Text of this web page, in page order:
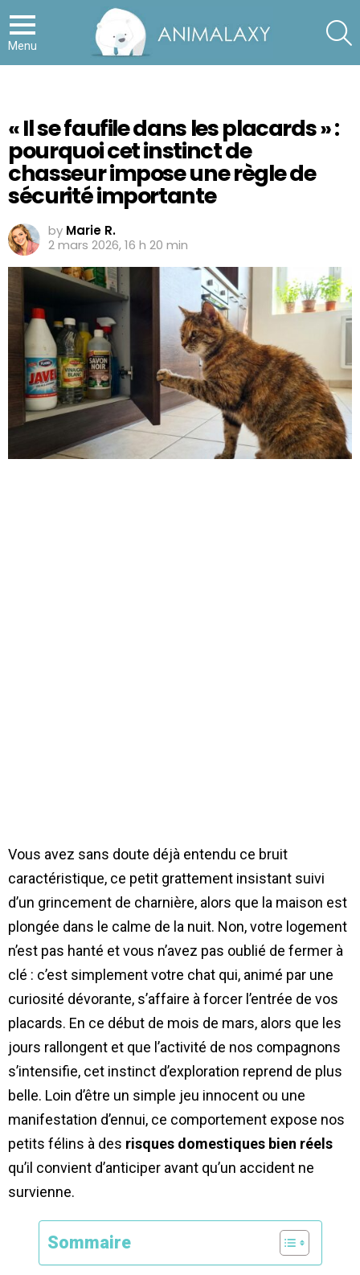
Menu
« Il se faufile dans les placards » :
pourquoi cet instinct de
chasseur impose une règle de
sécurité importante
by Marie R.
2 mars 2026, 16 h 20 min
Vous avez sans doute déjà entendu ce bruit
caractéristique, ce petit grattement insistant suivi
d’un grincement de charnière, alors que la maison est
plongée dans le calme de la nuit. Non, votre logement
n’est pas hanté et vous n’avez pas oublié de fermer à
clé : c’est simplement votre chat qui, animé par une
curiosité dévorante, s’affaire à forcer l’entrée de vos
placards. En ce début de mois de mars, alors que les
jours rallongent et que l’activité de nos compagnons
s’intensifie, cet instinct d’exploration reprend de plus
belle. Loin d’être un simple jeu innocent ou une
manifestation d’ennui, ce comportement expose nos
petits félins à des risques domestiques bien réels
qu’il convient d’anticiper avant qu’un accident ne
survienne.
Sommaire